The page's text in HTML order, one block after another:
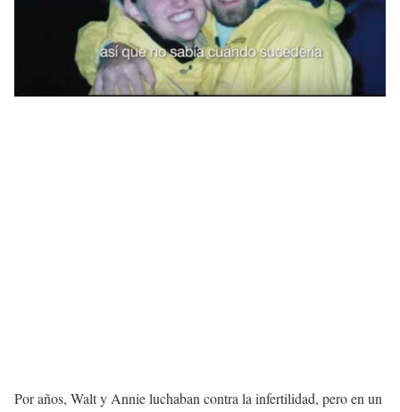
Por años, Walt y Annie luchaban contra la infertilidad, pero en un